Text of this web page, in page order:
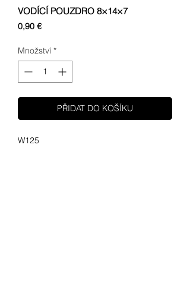
VODÍCÍ POUZDRO 8×14×7
0,90 €Cena
Množství *
PŘIDAT DO KOŠÍKU
W125